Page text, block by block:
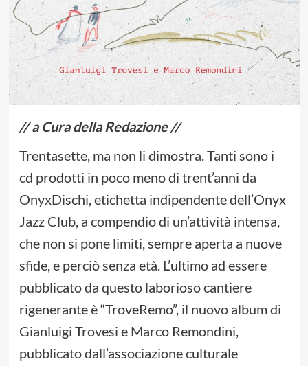
// a Cura della Redazione //
Trentasette, ma non li dimostra. Tanti sono i
cd prodotti in poco meno di trent’anni da
OnyxDischi, etichetta indipendente dell’Onyx
Jazz Club, a compendio di un’attività intensa,
che non si pone limiti, sempre aperta a nuove
sfide, e perciò senza età. L’ultimo ad essere
pubblicato da questo laborioso cantiere
rigenerante è “TroveRemo”, il nuovo album di
Gianluigi Trovesi e Marco Remondini,
pubblicato dall’associazione culturale